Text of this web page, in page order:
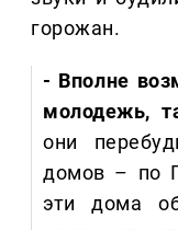
горожан.
- Вполне
молодежь,
они
домов – по
эти дома